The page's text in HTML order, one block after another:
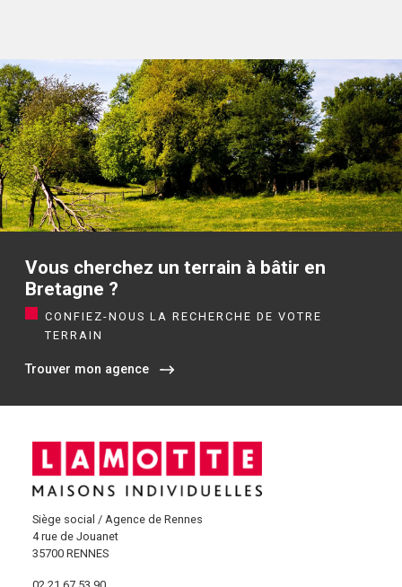
Vous cherchez un terrain à bâtir en
Bretagne ?
CONFIEZ-NOUS LA RECHERCHE DE VOTRE
TERRAIN
Trouver mon agence
Siège social / Agence de Rennes
4 rue de Jouanet
35700 RENNES